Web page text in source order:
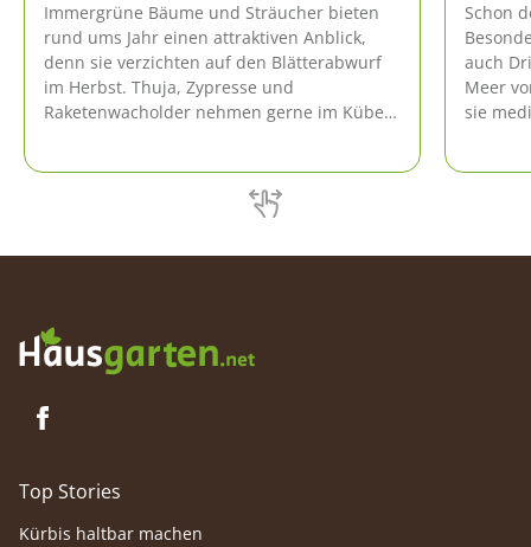
Immergrüne Bäume und Sträucher bieten
rund ums Jahr einen attraktiven Anblick,
denn sie verzichten auf den Blätterabwurf
im Herbst. Thuja, Zypresse und
Raketenwacholder nehmen gerne im Kübel
Schon
auch
Meer
sie
Top Stories
Kürbis haltbar machen